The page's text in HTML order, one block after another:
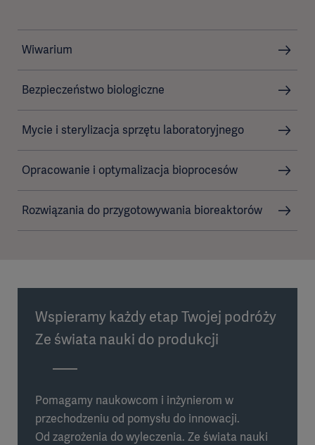
Wiwarium
Bezpieczeństwo biologiczne
Mycie i sterylizacja sprzętu laboratoryjnego
Opracowanie i optymalizacja bioprocesów
Rozwiązania do przygotowywania bioreaktorów
Wspieramy każdy etap Twojej podróży
Ze świata nauki do produkcji
Pomagamy naukowcom i inżynierom w
przechodzeniu od pomysłu do innowacji.
Od zagrożenia do wyleczenia. Ze świata nauki